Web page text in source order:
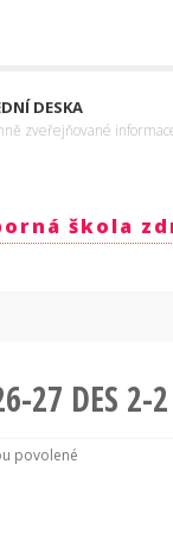
DESKA
zveřejňované
škola
27 DES 2-2
povolené